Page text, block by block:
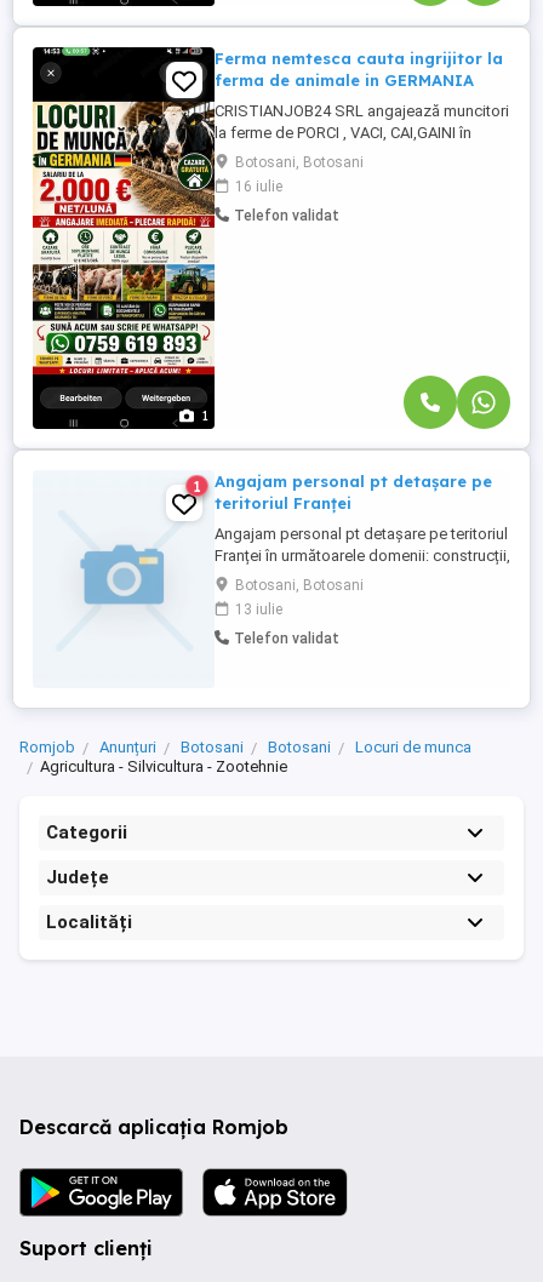
1
Ferma nemtesca cauta ingrijitor la
ferma de animale in GERMANIA
CRISTIANJOB24 SRL angajează muncitori
la ferme de PORCI , VACI, CAI,GAINI în
Germania. . SALARIU INCEPE DE LA 1800
PANA LA 2500 Cazare și utilități gratuite;
Oferim transport de la adresă la adresă
(DIN TOATĂ ȚARA); (AL PLATIM NOI)
Botosani, Botosani
16 iulie
Telefon validat
1
Angajam personal pt detașare pe
teritoriul Franței
Angajam personal pt detașare pe teritoriul
Franței în următoarele domenii: construcții,
agricultură,ferme avicole . detalii la Nr de
tel .
Botosani, Botosani
13 iulie
Telefon validat
Romjob Anunțuri Botosani Botosani
Locuri de munca
Agricultura - Silvicultura - Zootehnie
Categorii
Județe
Localități
Descarcă aplicația Romjob
Suport clienți